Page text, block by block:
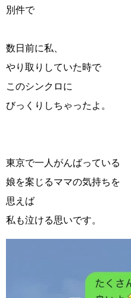
別件で
数日前に私、
やり取りしていた時で
このシンクロに
びっくりしちゃったよ。
東京で一人がんばっている
娘を案じるママの気持ちを
思えば
私も泣ける思いです。